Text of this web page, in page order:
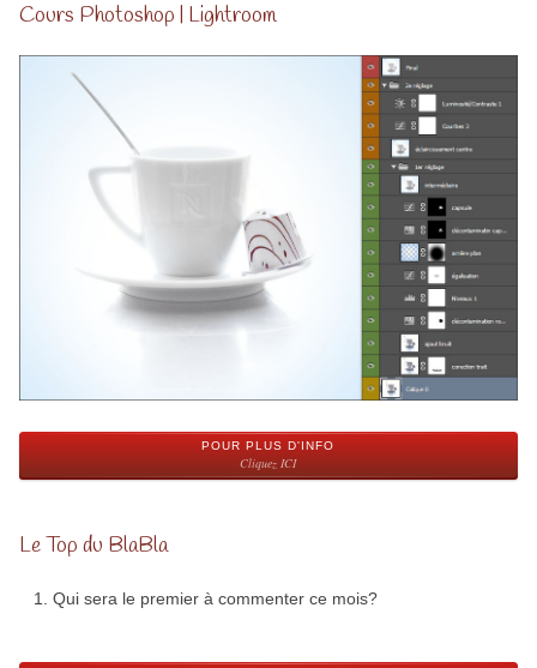
Cours Photoshop | Lightroom
POUR PLUS D'INFO
Cliquez ICI
Le Top du BlaBla
Qui sera le premier à commenter ce mois?